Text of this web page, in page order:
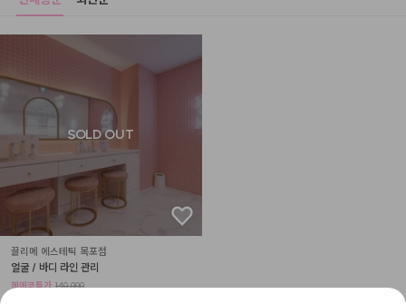
SOLD OUT
끌리메 에스테틱 목포점
얼굴 / 바디 라인 관리
헤메코특가 140,000